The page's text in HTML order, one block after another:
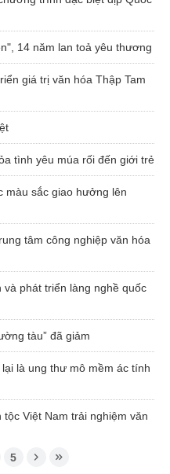
14 năm lan toả yêu thương
giá trị văn hóa Thập Tam
tình yêu múa rối đến giới trẻ
màu sắc giao hưởng lên
tâm công nghiệp văn hóa
phát triển làng nghề quốc
tàu” đã giảm
là ung thư mô mềm ác tính
Việt Nam trải nghiệm văn
5